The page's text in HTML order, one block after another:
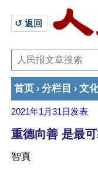
↺ 返回
首页 › 分栏目 › 文
2021年1月31日 发表
重德向善 是最
智真